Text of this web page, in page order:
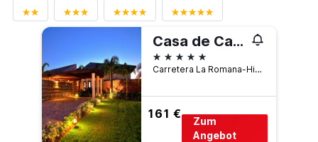
Casa de Campo Resort & Villas
5 Sterne
Carretera La Romana-Higuey, La Romana, Dominikanische Republik
161 €
Zum
Angebot